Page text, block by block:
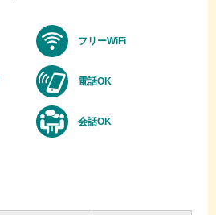
フリーWiFi
電話OK
会話OK